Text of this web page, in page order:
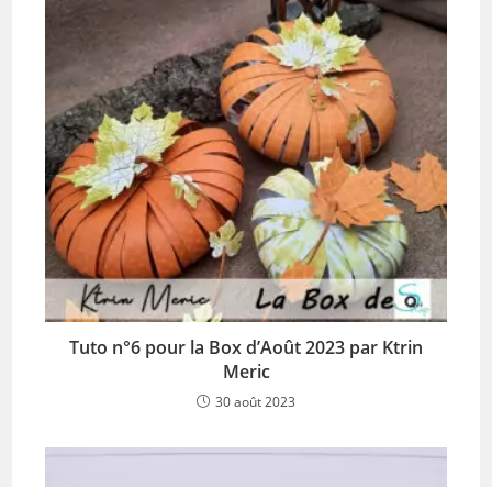
Tuto n°6 pour la Box d’Août 2023 par Ktrin
Meric
30 août 2023